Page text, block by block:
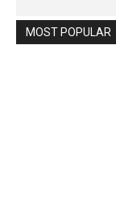
MOST POPULAR